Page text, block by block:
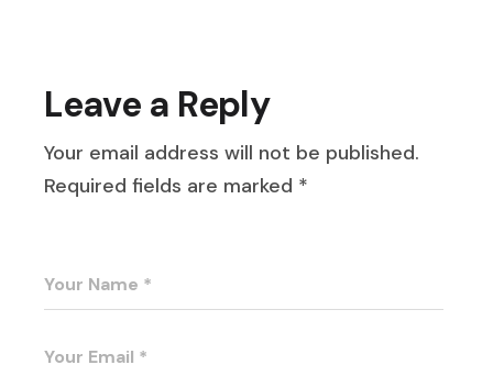
Leave a Reply
Your email address will not be published.
Required fields are marked *